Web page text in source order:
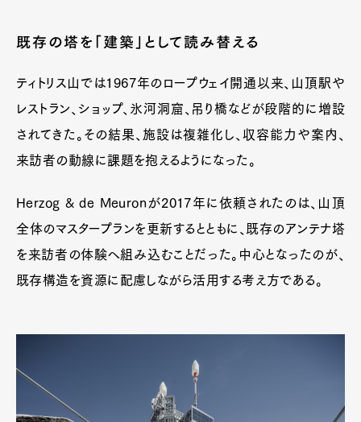
既存の塔を「建築」として読み替える
ティトリス山では1967年のロープウェイ開通以来、山頂駅や
レストラン、ショップ、氷河洞窟、吊り橋などが段階的に増設
されてきた。その結果、施設は複雑化し、収容能力や案内、
来訪者の動線に課題を抱えるようになった。
Herzog & de Meuronが2017年に依頼されたのは、山頂
全体のマスタープランを更新するとともに、既存のアンテナ塔
を来訪者の体験へ組み込むことだった。中心となったのが、
既存構造を資源に配慮しながら活用する考え方である。